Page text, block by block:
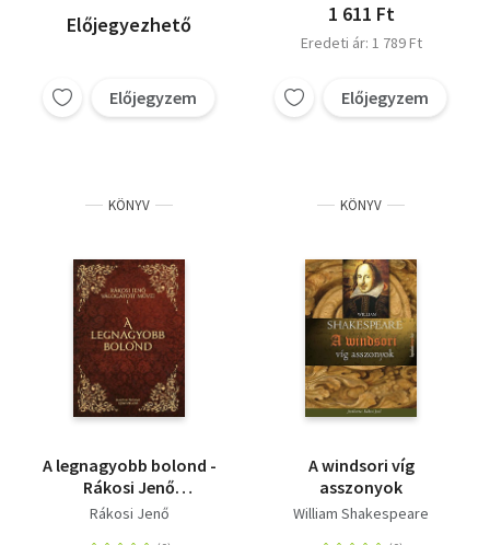
Előjegyezhető
Előjegyzem
1 611 Ft
Eredeti ár: 1 789 Ft
Előjegyzem
KÖNYV
A legnagyobb bolond -
Rákosi Jenő
válogatott művei I.
Rákosi Jenő
KÖNYV
A windsori víg
asszonyok
William Shakespeare